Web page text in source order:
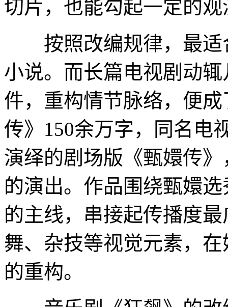
切片，也能勾起一定的
按照改编规律，最适
小说。而长篇电视剧动
件，重构情节脉络，便
传》150余万字，同名电
演绎的剧场版《甄嬛传
的演出。作品围绕甄嬛
的主线，串接起传播度
舞、杂技等视觉元素，
的重构。